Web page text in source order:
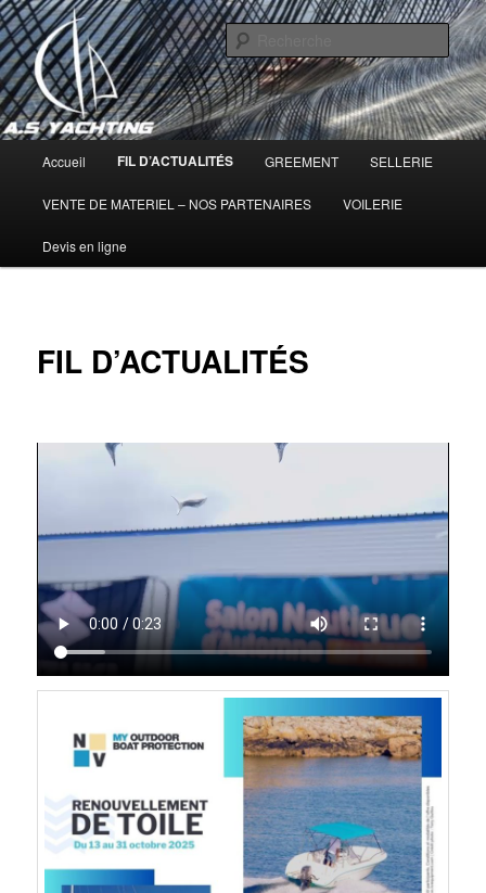
Aller
au
contenu
principalAS YACHTING : Voilerie, gréements,
cordages.
Quantum Sails,Seldén,voilerie montpellier, hérault, Cap d'Agde
principal
Accueil FIL D’ACTUALITÉS GREEMENT SELLERIE
VENTE DE MATERIEL – NOS PARTENAIRES VOILERIE
Devis en ligne
FIL D’ACTUALITÉS